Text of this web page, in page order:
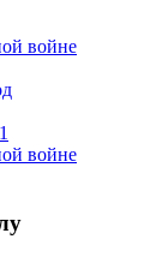
войне
войне